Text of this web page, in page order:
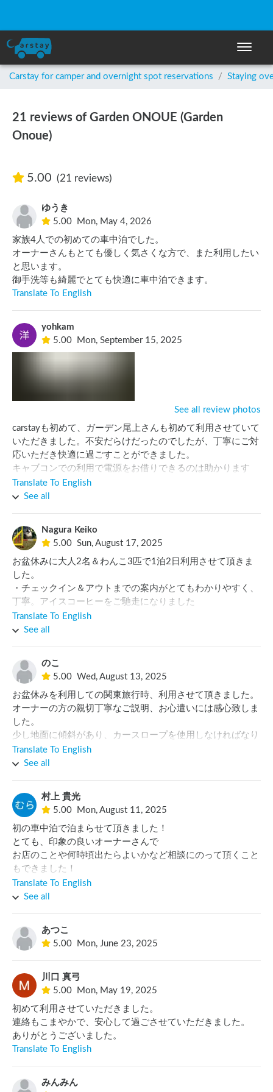
Toggle
Carstay for camper and overnight spot reservations / Staying
21 reviews of Garden ONOUE (Garden
Onoue)
5.00 (21 reviews)
ゆうき
5.00
Mon, May 4, 2026
家族4人での初めての車中泊でした。
オーナーさんもとても優しく気さくな方で、また利用したい
と思います。
御手洗等も綺麗でとても快適に車中泊できます。
Translate To English
yohkam
5.00
Mon, September 15, 2025
See all review photos
carstayも初めて、ガーデン尾上さんも初めて利用させていて
いただきました。不安だらけだったのでしたが、丁寧にご対
応いただき快適に過ごすことができました。
キャブコンでの利用で電源をお借りできるのは助かります
ね。トイレ、洗面所も大変きれいなところを使わせていただ
きました。また、近所の温泉などの情報を教えていただきあ
別荘地の中にありますので、初めて行かれる方はナビがあっ
たほうが良いと思います。
Translate To English
See all
Nagura Keiko
5.00 Sun, August 17, 2025
お盆休みに大人2名＆わんこ3匹で1泊2日利用させて頂きま
した。
・チェックイン＆アウトまでの案内がとてもわかりやすく、
丁寧。アイスコーヒーをご馳走になりました
・洗面所＆トイレがとてもきれい(1か所のみ)
・利用施設前に岩がありますが、原っぱになっていてわんこ
・直火でなければ火を利用することが可能なので炭を使って
BBQができる
・夜＆朝は道路を通る車はほとんどないので静か(日中はす
ぐ前の道路を車がそこそこ通りますので注意)
・今回は我が家だけの貸切でしたが、もう一組いる場合は少
し狭いかもしれません
また機会があれば利用させて頂きたいです。
Translate To English
See all
のこ
5.00 Wed, August 13, 2025
お盆休みを利用しての関東旅行時、利用させて頂きました。
オーナーの方の親切丁寧なご説明、お心遣いには感心致しま
した。
少し地面に傾斜があり、カースロープを使用しなければなり
ませんでしたが、御手洗等とても綺麗で、気持ち良く利用さ
せて頂きました。
Translate To English
See all
村上 貴光
5.00
Mon, August 11, 2025
初の車中泊で泊まらせて頂きました！
とても、印象の良いオーナーさんで
お店のことや何時頃出たらよいかなど相談にのって頂くこと
もできました！
帰りにはキャベツも頂いて感謝しかないです。
また必ず行かせて頂きます。
Translate To English
See all
あつこ
5.00
Mon, June 23, 2025
川口 真弓
5.00
Mon, May 19, 2025
初めて利用させていただきました。
連絡もこまやかで、安心して過ごさせていただきました。
ありがとうございました。
Translate To English
みんみん